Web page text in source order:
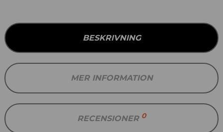
BESKRIVNING
MER INFORMATION
RECENSIONER 0